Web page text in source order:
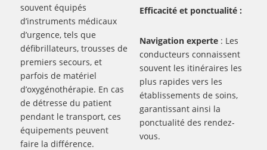
souvent équipés
d’instruments médicaux
d’urgence, tels que
défibrillateurs, trousses de
premiers secours, et
parfois de matériel
d’oxygénothérapie. En cas
de détresse du patient
pendant le transport, ces
équipements peuvent
faire la différence.
Efficacité et ponctualité :
Navigation experte: Les
conducteurs connaissent
souvent les itinéraires les
plus rapides vers les
établissements de soins,
garantissant ainsi la
ponctualité des rendez-
vous.